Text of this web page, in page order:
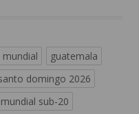
mundial
guatemala
domingo 2026
sub-20